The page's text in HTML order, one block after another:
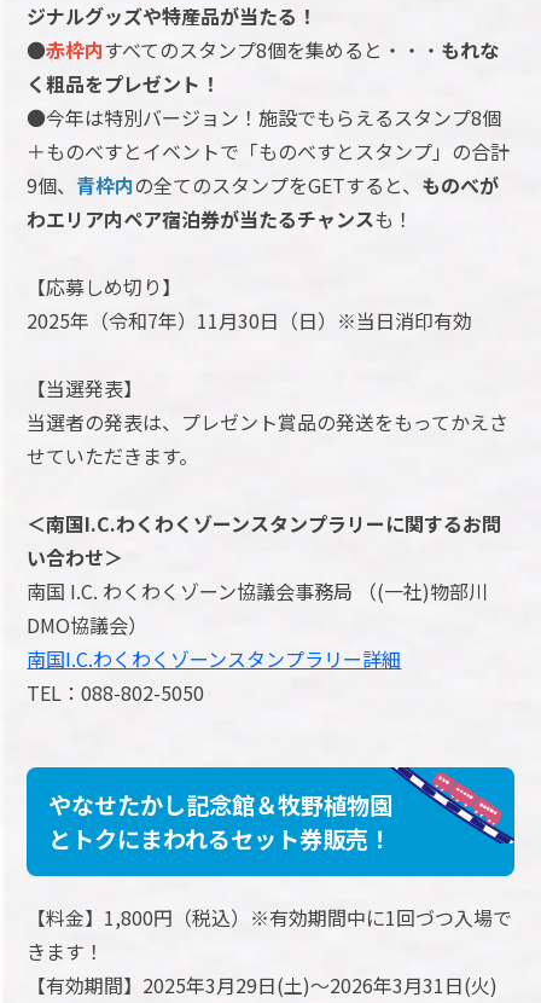
ジナルグッズや特産品が当たる！
●赤枠内すべてのスタンプ8個を集めると・・・ もれな
く粗品をプレゼント！
●今年は特別バージョン！施設でもらえるスタンプ8個
＋ものべすとイベントで「ものべすとスタンプ」の合計
9個、 青枠内の全てのスタンプをGETすると、 ものべが
わエリア内ペア宿泊券が当たるチャンスも！
【応募しめ切り】
2025年（令和7年）11月30日（日）※当日消印有効
【当選発表】
当選者の発表は、プレゼント賞品の発送をもってかえさ
せていただきます。
＜南国I.C.わくわくゾーンスタンプラリーに関するお問
い合わせ＞
南国 I.C. わくわくゾーン協議会事務局 （(一社)物部川
DMO協議会）
南国I.C.わくわくゾーンスタンプラリー詳細
TEL：088-802-5050
やなせたかし記念館＆牧野植物園
とトクにまわれるセット券販売！
【料金】1,800円（税込）※有効期間中に1回づつ入場で
きます！
【有効期間】2025年3月29日(土)～2026年3月31日(火)